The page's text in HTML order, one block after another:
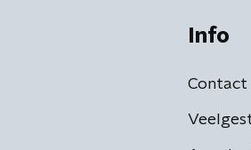
Info
Contact